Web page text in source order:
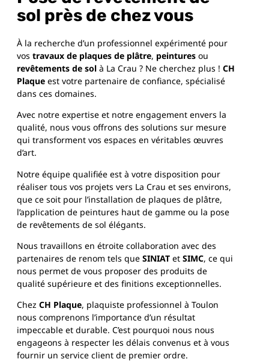
sol près de chez vous
À la recherche d’un professionnel expérimenté pour
vos travaux de plaques de plâtre, peintures ou
revêtements de sol à La Crau ? Ne cherchez plus ! CH
Plaque est votre partenaire de confiance, spécialisé
dans ces domaines.
Avec notre expertise et notre engagement envers la
qualité, nous vous offrons des solutions sur mesure
qui transforment vos espaces en véritables œuvres
d’art.
Notre équipe qualifiée est à votre disposition pour
réaliser tous vos projets vers La Crau et ses environs,
que ce soit pour l’installation de plaques de plâtre,
l’application de peintures haut de gamme ou la pose
de revêtements de sol élégants.
Nous travaillons en étroite collaboration avec des
partenaires de renom tels que SINIAT et SIMC, ce qui
nous permet de vous proposer des produits de
qualité supérieure et des finitions exceptionnelles.
Chez CH Plaque, plaquiste professionnel à Toulon
nous comprenons l’importance d’un résultat
impeccable et durable. C’est pourquoi nous nous
engageons à respecter les délais convenus et à vous
fournir un service client de premier ordre.